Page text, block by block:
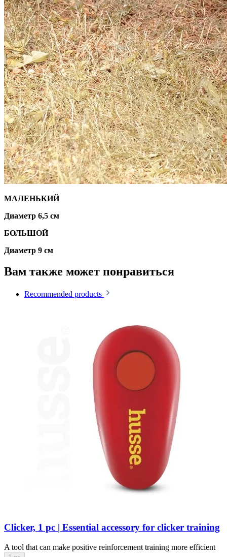
МАЛЕНЬКИЙ
Диаметр 6,5 см
БОЛЬШОЙ
Диаметр 9 см
Вам также может понравиться
Recommended products
Clicker, 1 pc | Essential accessory for clicker training
A tool that can make positive reinforcement training more efficient